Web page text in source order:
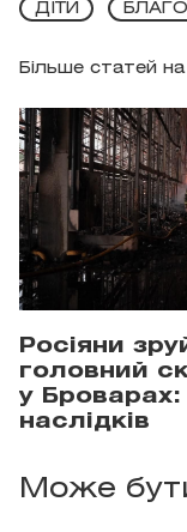
Більше статей
ДІТИ
Росіяни
головний
у
наслідків
Може